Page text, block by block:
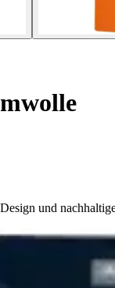
und